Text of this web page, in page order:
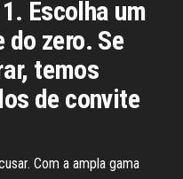
Escolha um
do zero. Se
temos
de convite
Com a ampla gama